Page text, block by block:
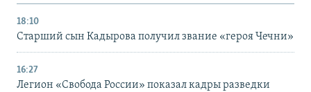
18:10
Старший сын Кадырова получил звание «героя Чечни»
16:27
Легион «Свобода России» показал кадры разведки